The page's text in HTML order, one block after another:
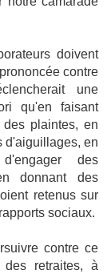
doivent
contre
une
qu'en faisant
plaintes, en
d'aiguillages, en
des
donnant des
retenus sur
sociaux.
contre ce
retraites, à